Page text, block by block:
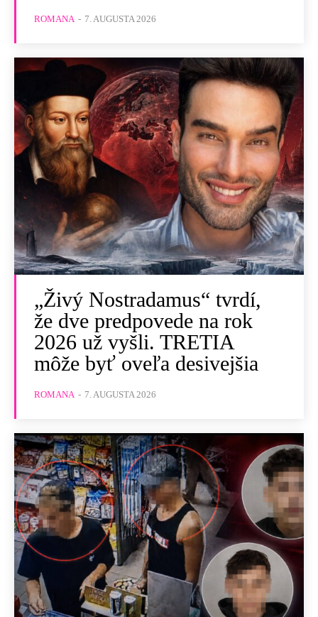
ROMANA - 7. AUGUSTA 2026
„Živý Nostradamus“ tvrdí,
že dve predpovede na rok
2026 už vyšli. TRETIA
môže byť oveľa desivejšia
ROMANA - 7. AUGUSTA 2026